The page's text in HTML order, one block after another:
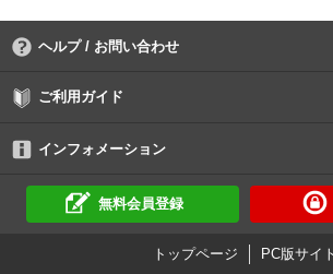
ヘルプ / お問い合わせ
よくあるご質問
ご利用環境
お支払い方法
パスワードの再設定
サポートセンター
ご利用ガイド
初めての方へ
会員登録の手順
作品購入の手順
動画再生の手順
検索のヒント
DUGA Player
インフォメーション
DUGAからのお知らせ
デュガの歴史とあゆみ
利用規約
個人情報保護方針
特定商取引法に基づく表示
資金決済法に基づく表示
倫理基準
サイトマップ無料会員登録
トップページ PC版サイト